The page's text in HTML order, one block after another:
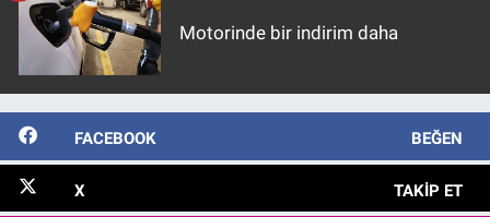
Motorinde bir indirim daha
FACEBOOK BEĞEN
X TAKIP ET